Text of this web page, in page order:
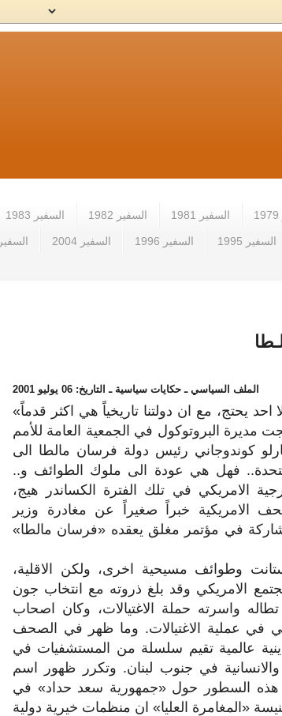
السفير 1981 السفير 1982 السفير 1983
السفير 1995 السفير 1996 السفير 2004 السفير 2007
الملف السياسي ـ حكايات سياسية ـ التاريخ: 06 يوليو 2001
يحتج، مع ان دولتنا تاريخياً هي اكثر قدماً»
مديرة البروتوكول في الجمعية العامة للأمم
كوندوجاني رئيس دولة فرسان مالطا الى
فهل هي عودة الى ملوك الطوائف و..
وزير الخارجية الامريكي في تلك الفترة الكساندر هيج،
الامريكية خبراً صغيراً عن مغادرة وزير
في مؤتمر مغلق يعقده «فرسان مالطا»
وطوائف مسيحية اخرى، ولكن الاقلية،
الامريكي وقد بلغ ذروته مع انتخاب جون
تطاله واسرته حملة الاغتيالات، وكان اصحاب
في عملية الاغتيالات. وما ظهر في الصحف
عالمية تقيم سلسلة من المستشفيات في
في جنوب لبنان. وتكرر ظهور اسم
السطور حول «جمهورية سعد حداد» في
«المغامرة العليا» ان منظمات خيرية دولية